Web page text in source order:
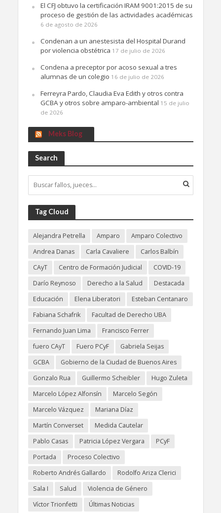
El CFJ obtuvo la certificación IRAM 9001:2015 de su
proceso de gestión de las actividades académicas
6 de agosto de 2026
Condenan a un anestesista del Hospital Durand
por violencia obstétrica 17 de julio de 2026
Condena a preceptor por acoso sexual a tres
alumnas de un colegio 16 de julio de 2026
Ferreyra Pardo, Claudia Eva Edith y otros contra
GCBA y otros sobre amparo-ambiental 15 de julio
de 2026
Meks Blog
Search
Tag Cloud
Alejandra Petrella Amparo
Amparo Colectivo
Andrea Danas
Carla Cavaliere
Carlos Balbín
CAyT
Centro de Formación Judicial
COVID-19
Darío Reynoso
Derecho a la Salud
Destacada
Educación
Elena Liberatori
Esteban Centanaro
Fabiana Schafrik
Facultad de Derecho UBA
Fernando Juan Lima
Francisco Ferrer
fuero CAyT
Fuero PCyF
Gabriela Seijas
GCBA
Gobierno de la Ciudad de Buenos Aires
Gonzalo Rua
Guillermo Scheibler
Hugo Zuleta
Marcelo López Alfonsín
Marcelo Segón
Marcelo Vázquez
Mariana Díaz
Martín Converset
Medida Cautelar
Pablo Casas
Patricia López Vergara
PCyF
Portada
Proceso Colectivo
Roberto Andrés Gallardo
Rodolfo Ariza Clerici
Sala I
Salud
Violencia de Género
Víctor Trionfetti
Últimas Noticias